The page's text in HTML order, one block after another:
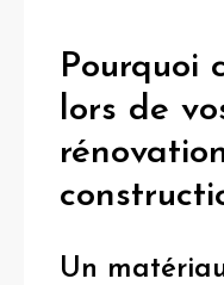
Pourquoi
lors de
Un